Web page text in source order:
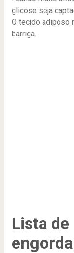
glicose seja
O tecido adiposo
barriga.
Lista